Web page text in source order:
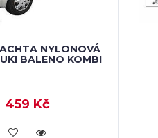
NYLONOVÁ
BALENO KOMBI
459 Kč
KOUPIT